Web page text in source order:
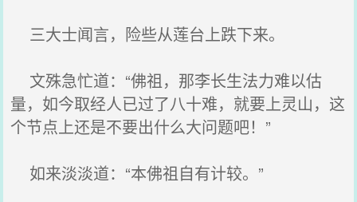
三大士闻言，险些从莲台上跌下来。
文殊急忙道：“佛祖，那李长生法力难以估
量，如今取经人已过了八十难，就要上灵山，这
个节点上还是不要出什么大问题吧！”
如来淡淡道：“本佛祖自有计较。”